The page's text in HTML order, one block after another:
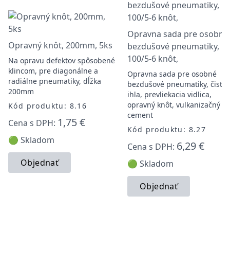
Opravný knôt, 200mm, 5ks
Na opravu defektov spôsobené
klincom, pre diagonálne a
radiálne pneumatiky, dĺžka
200mm
Kód produktu: 8.16
Cena s DPH: 1,75 €
🟢 Skladom
Objednať
Opravna sada pre osobné
bezdušové pneumatiky,
100/5-6 knôt,
Opravna sada pre osobné
bezdušové pneumatiky,
ihla, prevliekacia vidlica,
opravný knôt, vulkanizačný
cement
Kód produktu: 8.27
Cena s DPH: 6,29 €
🟢 Skladom
Objednať